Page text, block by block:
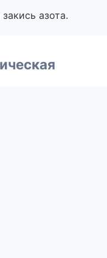
азота.